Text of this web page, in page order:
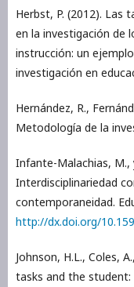
Herbst, P. (2012).
en la investigación de
instrucción: un
investigación en
Hernández, R.,
Metodología de la
Infante-Malachias, M.,
Interdisciplinariedad
contemporaneidad.
http://dx.doi.org/
Johnson, H.L., Coles,
tasks and the